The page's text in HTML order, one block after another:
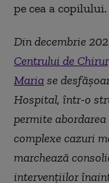
pe cea a copilului.
Din decembrie
Centrului de
Mariase
Hospital, într-o
permite
complexe cazuri
marchează
intervențiilor